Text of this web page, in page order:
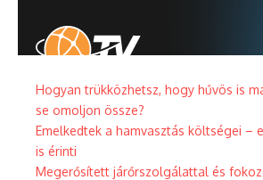
Hogyan trükközhetsz, hogy hűvös is
se omoljon össze?
Emelkedtek a hamvasztás költségei –
is érinti
Megerősített járőrszolgálattal és